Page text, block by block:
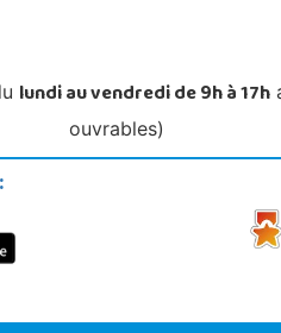
lundi au vendredi de 9h à 17h
ouvrables)